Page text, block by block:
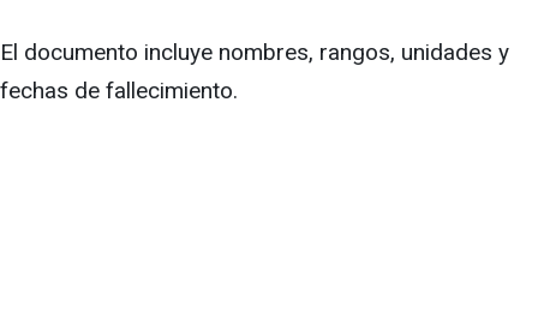
El documento incluye nombres, rangos, unidades y
fechas de fallecimiento.